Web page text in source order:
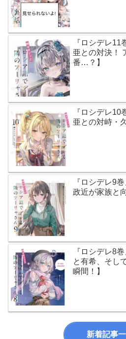
『ロシデレ11
亜との対決！
番…？】
『ロシデレ10
亜との対峙・
『ロシデレ9
政近が家族と
『ロシデレ8
と有希、そし
瞬間！】
新着記事